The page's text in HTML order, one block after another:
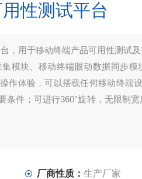
性测试平台
，用于移动终端产品可用性测试
模块、移动终端眼动数据同步模
作体验，可以搭载任何移动终端
条件；可进行360°旋转，无限制
厂商性质： 生产厂家